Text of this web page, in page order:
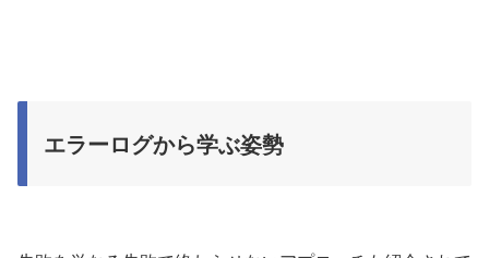
エラーログから学ぶ姿勢